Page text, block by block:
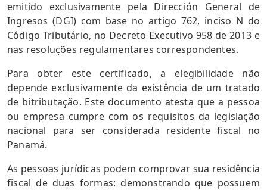
emitido exclusivamente pela Dirección General de
Ingresos (DGI) com base no artigo 762, inciso N do
Código Tributário, no Decreto Executivo 958 de 2013 e
nas resoluções regulamentares correspondentes.
Para obter este certificado, a elegibilidade não
depende exclusivamente da existência de um tratado
de bitributação. Este documento atesta que a pessoa
ou empresa cumpre com os requisitos da legislação
nacional para ser considerada residente fiscal no
Panamá.
As pessoas jurídicas podem comprovar sua residência
fiscal de duas formas: demonstrando que possuem